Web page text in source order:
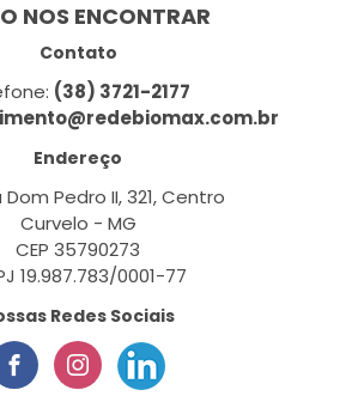
NOS ENCONTRAR
Contato
(38) 3721-2177
Endereço
Pedro II, 321, Centro
Curvelo - MG
CEP 35790273
19.987.783/0001-77
Redes Sociais